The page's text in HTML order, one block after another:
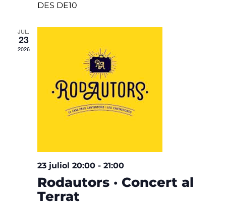
DES DE10
JUL.
23
2026
23 juliol 20:00- 21:00
Rodautors · Concert al
Terrat